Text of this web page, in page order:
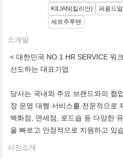
KILIAN(킬리안)
퍼퓸드말
세르주루텐
소개말
< 대한민국 NO.1 HR SERVICE 워
선도하는 대표기업
당사는 국내외 주요 브랜드와의 협
장 운영 대행 서비스를 전문적으로
백화점, 면세점, 로드숍 등 다양한
을 빠르고 안정적으로 지원하고 있
사진소개